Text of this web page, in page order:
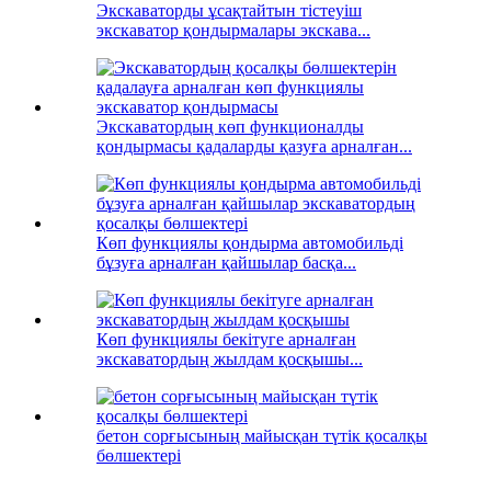
Экскаваторды ұсақтайтын тістеуіш
экскаватор қондырмалары экскава...
Экскаватордың көп функционалды
қондырмасы қадаларды қазуға арналған...
Көп функциялы қондырма автомобильді
бұзуға арналған қайшылар басқа...
Көп функциялы бекітуге арналған
экскаватордың жылдам қосқышы...
бетон сорғысының майысқан түтік қосалқы
бөлшектері